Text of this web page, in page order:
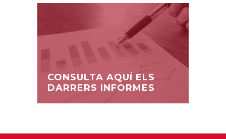
CONSULTA AQUÍ ELS
DARRERS INFORMES